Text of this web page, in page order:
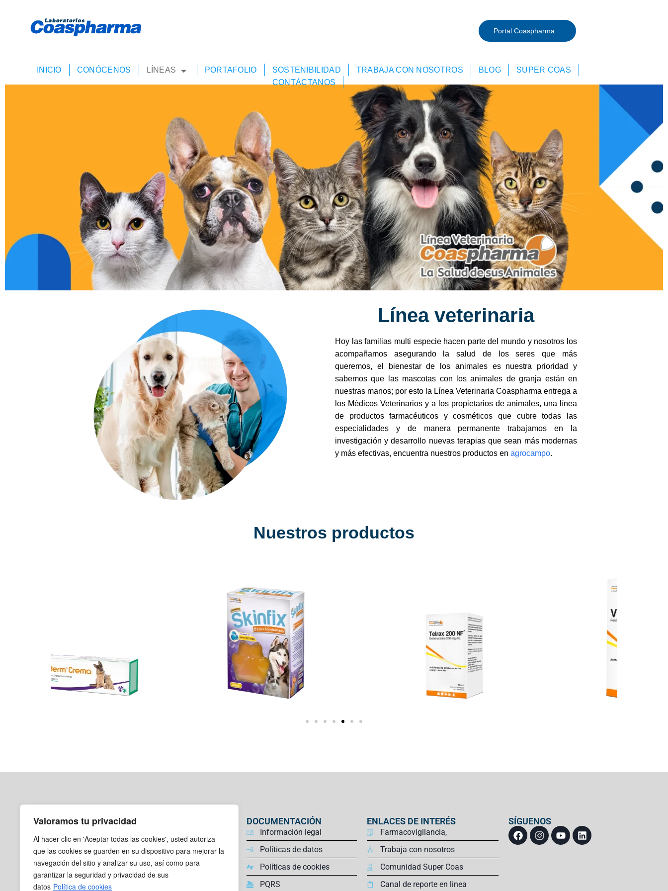
Valoramos tu privacidad
Al hacer clic en 'Aceptar todas las cookies', usted autoriza
que las cookies se guarden en su dispositivo para mejorar la
navegación del sitio y analizar su uso, así como para
garantizar la seguridad y privacidad de sus
datos Política de cookies
Portal Coaspharma
INICIO CONÓCENOS LÍNEAS PORTAFOLIO SOSTENIBILIDAD TRABAJA CON NOSOTROS BLOG
SUPER COAS
CONTÁCTANOS
Línea veterinaria
Hoy las familias multi especie hacen parte del mundo y nosotros los
acompañamos asegurando la salud de los seres que más
queremos, el bienestar de los animales es nuestra prioridad y
sabemos que las mascotas con los animales de granja están en
nuestras manos; por esto la Línea Veterinaria Coaspharma entrega a
los Médicos Veterinarios y a los propietarios de animales, una línea
de productos farmacéuticos y cosméticos que cubre todas las
especialidades y de manera permanente trabajamos en la
investigación y desarrollo nuevas terapias que sean más modernas
y más efectivas, encuentra nuestros productos en agrocampo.
Nuestros productos
CONTÁCTANOS
Ricaurte: Calle 12 B # 27-39
316 472 8108
servicioalcliente@coaspharma.co
DOCUMENTACIÓN
Información legal
Políticas de datos
Políticas de cookies
PQRS
ENLACES DE INTERÉS
Farmacovigilancia,
Trabaja con nosotros
Comunidad Super Coas
Canal de reporte en linea
SÍGUENOS